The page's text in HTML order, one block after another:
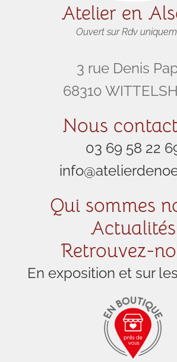
Atelier en
Ouvert sur Rdv
3 rue Denis
68310
Nous
03 69 58 22
Qui sommes
Actualités
Retrouvez-
En exposition et sur